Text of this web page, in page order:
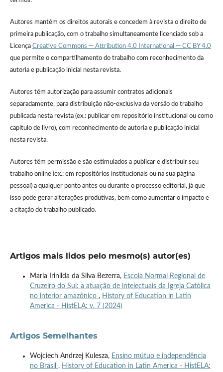
Autores mantém os direitos autorais e concedem à revista o direito de
primeira publicação, com o trabalho simultaneamente licenciado sob a
Licença Creative Commons — Attribution 4.0 International — CC BY 4.0
que permite o compartilhamento do trabalho com reconhecimento da
autoria e publicação inicial nesta revista.
Autores têm autorização para assumir contratos adicionais
separadamente, para distribuição não-exclusiva da versão do trabalho
publicada nesta revista (ex.: publicar em repositório institucional ou como
capítulo de livro), com reconhecimento de autoria e publicação inicial
nesta revista.
Autores têm permissão e são estimulados a publicar e distribuir seu
trabalho online (ex.: em repositórios institucionais ou na sua página
pessoal) a qualquer ponto antes ou durante o processo editorial, já que
isso pode gerar alterações produtivas, bem como aumentar o impacto e
a citação do trabalho publicado.
Artigos mais lidos pelo mesmo(s) autor(es)
Maria Irinilda da Silva Bezerra, Escola Normal Regional de
Cruzeiro do Sul: a atuação de intelectuais da Igreja Católica
no interior amazônico , History of Education in Latin
America - HistELA: v. 7 (2024)
Artigos Semelhantes
Wojciech Andrzej Kulesza, Ensino mútuo e independência
no Brasil , History of Education in Latin America - HistELA: